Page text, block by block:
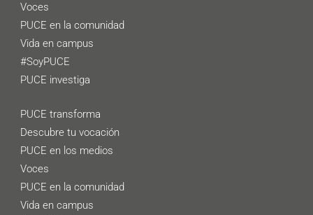
Voces
PUCE en la comunidad
Vida en campus
#SoyPUCE
PUCE investiga
PUCE transforma
Descubre tu vocación
PUCE en los medios
Voces
PUCE en la comunidad
Vida en campus